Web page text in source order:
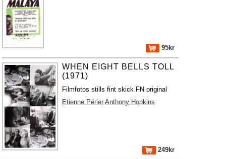
95kr
WHEN EIGHT BELLS TOLL
(1971)
Filmfotos stills fint skick FN original
Etienne Périer Anthony Hopkins
249kr